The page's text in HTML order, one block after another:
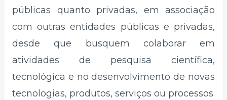
públicas quanto privadas, em associação
com outras entidades públicas e privadas,
desde que busquem colaborar em
atividades de pesquisa científica,
tecnológica e no desenvolvimento de novas
tecnologias, produtos, serviços ou processos.